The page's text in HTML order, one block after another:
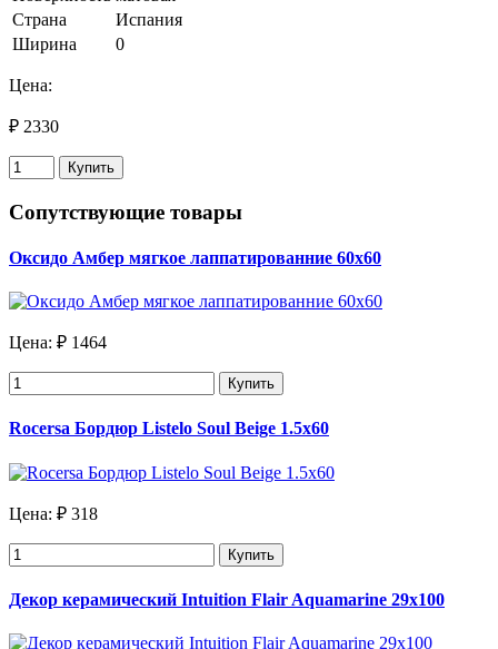
Страна
Испания
Ширина
0
Цена:
₽ 2330
Купить
Сопутствующие товары
Оксидо Амбер мягкое лаппатированние 60х60
Цена: ₽ 1464
Купить
Rocersa Бордюр Listelo Soul Beige 1.5x60
Цена: ₽ 318
Купить
Декор керамический Intuition Flair Aquamarine 29x100